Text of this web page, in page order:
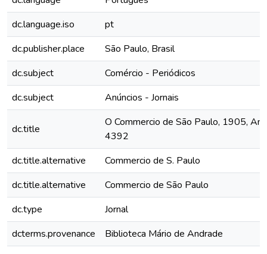
dc.language.iso
pt
dc.publisher.place
São Paulo, Brasil
dc.subject
Comércio - Periódicos
dc.subject
Anúncios - Jornais
dc.title
O Commercio de São Paulo, 1905,
4392
dc.title.alternative
Commercio de S. Paulo
dc.title.alternative
Commercio de São Paulo
dc.type
Jornal
dcterms.provenance
Biblioteca Mário de Andrade